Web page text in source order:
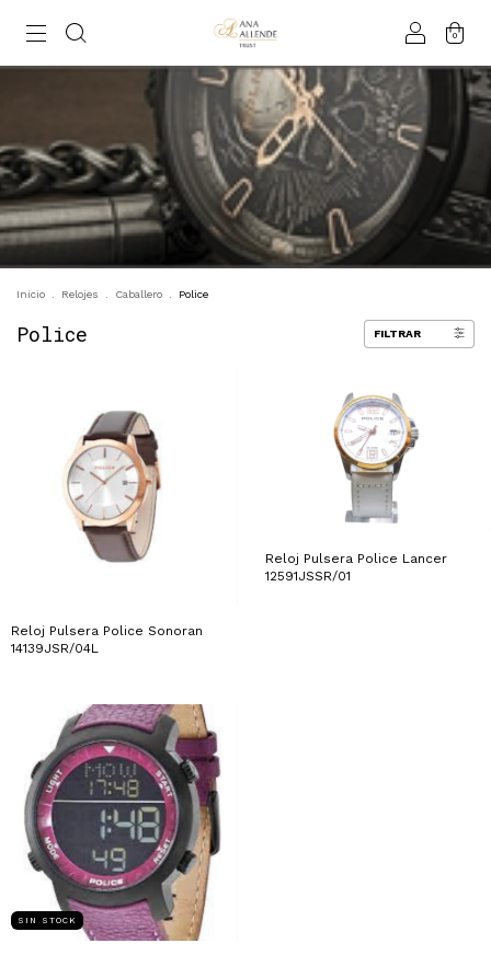
0
Inicio Relojes Caballero Police
Police FILTRAR
Reloj Pulsera Police Sonoran
14139JSR/04L
Reloj Pulsera Police Lancer
12591JSSR/01
SIN STOCK